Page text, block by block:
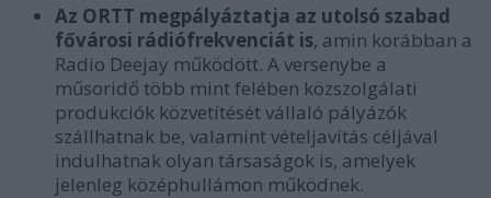
Az ORTT megpályáztatja az utolsó szabad
fővárosi rádiófrekvenciát is, amin korábban a
Radio Deejay működött. A versenybe a
műsoridő több mint felében közszolgálati
produkciók közvetítését vállaló pályázók
szállhatnak be, valamint vételjavítás céljával
indulhatnak olyan társaságok is, amelyek
jelenleg középhullámon működnek.